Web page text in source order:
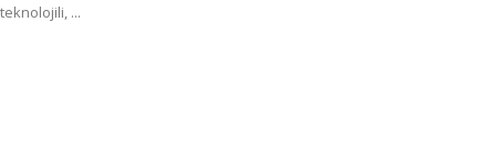
teknolojili, ...